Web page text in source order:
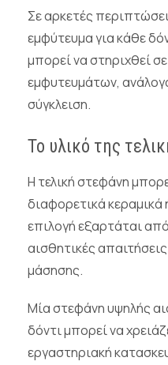
Σε αρκετές
εμφύτευμα για κάθε
μπορεί να στηριχθεί
εμφυτευμάτων,
σύγκλειση.
Το υλικό της
Η τελική στεφάνη
διαφορετικά κεραμικά
επιλογή εξαρτάται
αισθητικές
μάσησης.
Μία στεφάνη υψηλής
δόντι μπορεί να
εργαστηριακή